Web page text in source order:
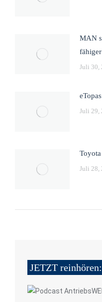
MAN
Juli 30,
Juli 29,
Juli 28,
JETZT reinhören: